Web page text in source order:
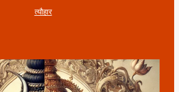
त्यौहार